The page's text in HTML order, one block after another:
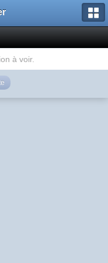
à voir.